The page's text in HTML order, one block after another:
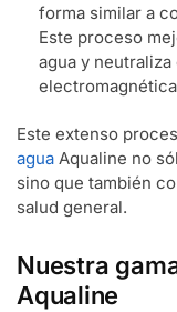
forma similar a
Este proceso
agua y
Este extenso
agua Aqualine no
sino que también
salud general.
Nuestra
Aqualine